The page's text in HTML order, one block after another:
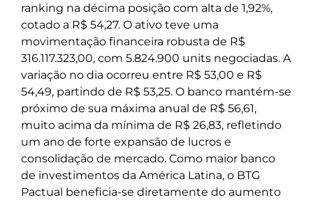
ranking na décima posição com alta de 1,92%,
cotado a R$ 54,27. O ativo teve uma
movimentação financeira robusta de R$
316.117.323,00, com 5.824.900 units negociadas. A
variação no dia ocorreu entre R$ 53,00 e R$
54,49, partindo de R$ 53,25. O banco mantém-se
próximo de sua máxima anual de R$ 56,61,
muito acima da mínima de R$ 26,83, refletindo
um ano de forte expansão de lucros e
consolidação de mercado. Como maior banco
de investimentos da América Latina, o BTG
Pactual beneficia-se diretamente do aumento